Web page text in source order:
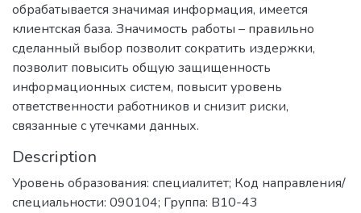
обрабатывается значимая информация, имеется
клиентская база. Значимость работы – правильно
сделанный выбор позволит сократить издержки,
позволит повысить общую защищенность
информационных систем, повысит уровень
ответственности работников и снизит риски,
связанные с утечками данных.
Description
Уровень образования: специалитет; Код направления/
специальности: 090104; Группа: В10-43